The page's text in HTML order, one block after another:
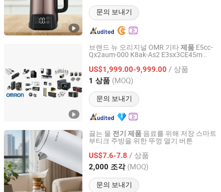
문의 보내기
브랜드 뉴 오리지널 OMR 기타제품 E5cc-
Qx2aum-000 K8ak-As2 E3sx3CE45m
1sn30f-Ect 3G3mx2-A4055-V1 R88d-
1sn04hect R88d-kN150f-Ect
US$1,999.00-9,999.00 / 상품
1 상품 (MOQ)
문의 보내기
Xiamen Liuxian Industrial Co., Ltd.
Fujian, China 이후 2025
끓는 물 전기 제품 음료를 위해 저장 스마트
부티크 주방을 위한 뚜껑 열기 버튼
US$7.6-7.8 / 상품
2,000 조각 (MOQ)
문의 보내기
Guangdong Woya Electrical Appliance Co., Ltd.
Guangdong, China 이후 2020